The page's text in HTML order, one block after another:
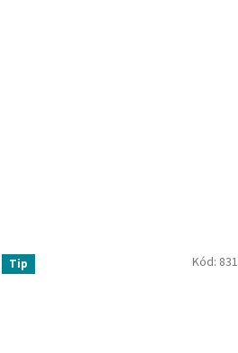
Tip Kód: 831